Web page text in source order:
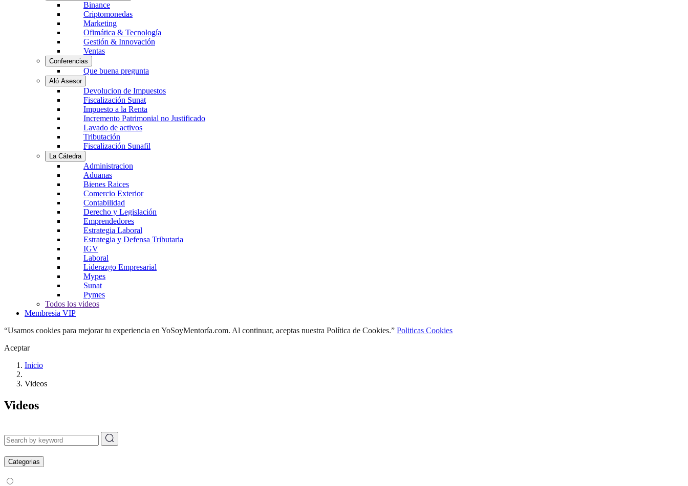
Binance
Criptomonedas
Marketing
Ofimática & Tecnología
Gestión & Innovación
Ventas
Conferencias
Que buena pregunta
Aló Asesor
Devolucion de Impuestos
Fiscalización Sunat
Impuesto a la Renta
Incremento Patrimonial no Justificado
Lavado de activos
Tributación
Fiscalización Sunafil
La Cátedra
Administracion
Aduanas
Bienes Raices
Comercio Exterior
Contabilidad
Derecho y Legislación
Emprendedores
Estrategia Laboral
Estrategia y Defensa Tributaria
IGV
Laboral
Liderazgo Empresarial
Mypes
Sunat
Pymes
Todos los videos
Membresia VIP
“Usamos cookies para mejorar tu experiencia en YoSoyMentoría.com. Al continuar, aceptas nuestra Política de Cookies.” Politicas Cookies
Aceptar
Inicio
Videos
Videos
Categorias